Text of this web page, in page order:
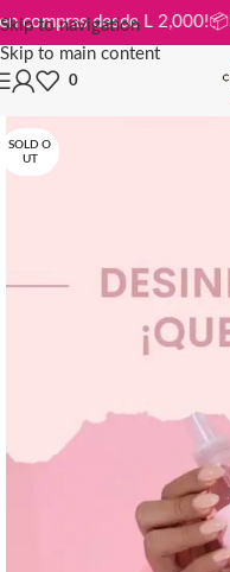
Skip to navigation
Skip to main content
en compras desde L 2,000!
0
SOLD O
UT